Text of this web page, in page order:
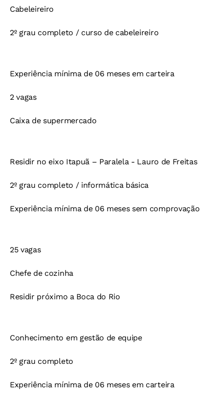
Cabeleireiro
2º grau completo / curso de cabeleireiro
Experiência mínima de 06 meses em carteira
2 vagas
Caixa de supermercado
Residir no eixo Itapuã – Paralela - Lauro de Freitas
2º grau completo / informática básica
Experiência mínima de 06 meses sem comprovação
25 vagas
Chefe de cozinha
Residir próximo a Boca do Rio
Conhecimento em gestão de equipe
2º grau completo
Experiência mínima de 06 meses em carteira